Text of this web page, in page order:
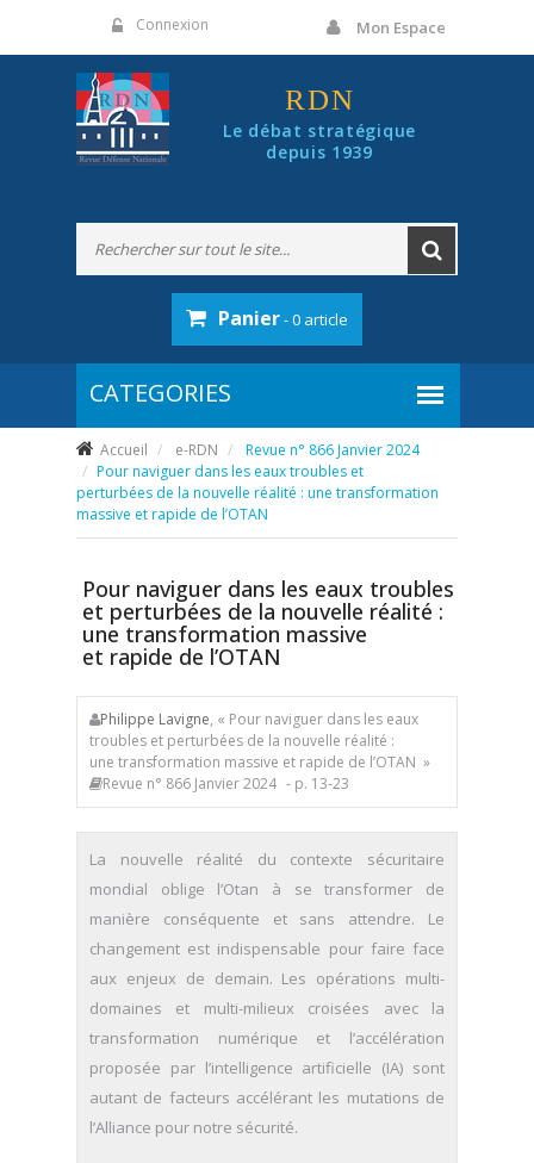
Connexion Mon Espace
RDN
Le débat stratégique
depuis 1939
Panier- 0 article
Accueil e-RDN
Revue n° 866 Janvier 2024
Pour naviguer dans les eaux troubles et
perturbées de la nouvelle réalité : une transformation
massive et rapide de l’OTAN
Pour naviguer dans les eaux troubles
et perturbées de la nouvelle réalité :
une transformation massive
et rapide de l’OTAN
Philippe Lavigne, « Pour naviguer dans les eaux
troubles et perturbées de la nouvelle réalité :
une transformation massive et rapide de l’OTAN »
Revue n° 866 Janvier 2024 - p. 13-23
La nouvelle réalité du contexte sécuritaire
mondial oblige l’Otan à se transformer de
manière conséquente et sans attendre. Le
changement est indispensable pour faire face
aux enjeux de demain. Les opérations multi-
domaines et multi-milieux croisées avec la
transformation numérique et l’accélération
proposée par l’intelligence artificielle (IA) sont
autant de facteurs accélérant les mutations de
l’Alliance pour notre sécurité.